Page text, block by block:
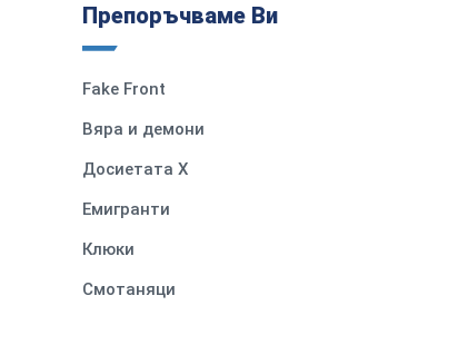
Препоръчваме Ви
Fake Front
Вяра и демони
Досиетата Х
Емигранти
Клюки
Смотаняци